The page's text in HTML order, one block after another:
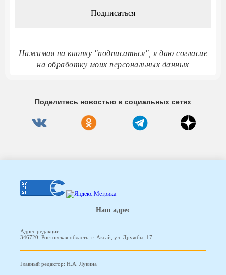
Нажимая на кнопку "подписаться", я даю согласие
на обработку моих персональных данных
Поделитесь новостью в социальных сетях
Наш адрес
Адрес редакции:
346720, Ростовская область, г. Аксай, ул. Дружбы, 17
Главный редактор: Н.А. Лукина